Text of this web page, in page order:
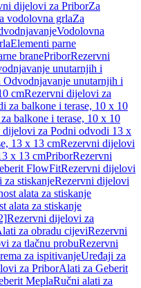
dijelovi za PriborZa
vodolovna grlaZa
Vodolovna
Elementi parne
branePriborRezervni
unutarnjih i
unutarnjih i
cmRezervni dijelovi za
za balkone i terase, 10 x 10
balkone i terase, 10 x 10
dijelovi za Podni odvodi 13 x
13 x 13 cmRezervni dijelovi
x 13 cmPriborRezervni
FlowFitRezervni dijelovi
za stiskanjeRezervni dijelovi
alata za stiskanje
alata za stiskanje
Rezervni dijelovi za
za obradu cijeviRezervni
za tlačnu probuRezervni
za ispitivanjeUređaji za
za PriborAlati za Geberit
MeplaRučni alati za